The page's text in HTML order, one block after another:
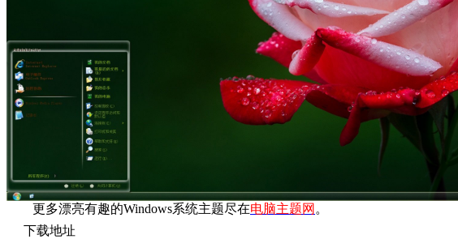
更多漂亮有趣的Windows系统主题尽在电脑主题网 。
下载地址